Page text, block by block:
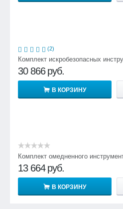
(2)
Комплект искробезопасных
30 866 руб.
В КОРЗИНУ
Комплект омедненного
13 664 руб.
В КОРЗИНУ